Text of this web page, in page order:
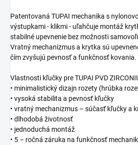
Patentovaná TUPAI mechanika s
výstupkami - klikmi - uľahčuje montáž
stabilné upevnenie bez možnosti
Vratný mechanizmus a krytka sú
čím zvyšujú pevnosť a funkčnosť kovania.
Vlastnosti kľučky pre TUPAI PVD
• minimalistický dizajn rozety (hrúbka
• vysoká stabilita a pevnosť kľučky
• vratný mechanizmus – súčasť kľučky a
• dlhodobá životnosť
• jednoduchá montáž
• 5 – ročná záruka na funkčnosť